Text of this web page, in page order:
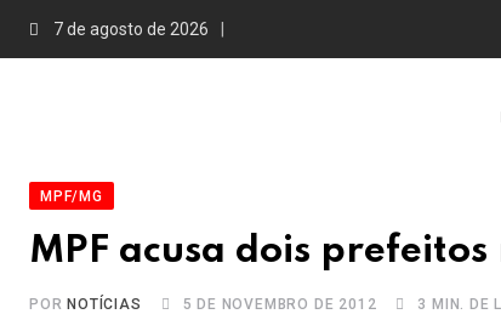
7 de agosto de 2026
MPF/MG
MPF acusa dois
PORNOTÍCIAS 5 DE NOVEMBRO DE 2012 3 MIN. DE